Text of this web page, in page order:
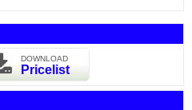
DOWNLOAD
Pricelist